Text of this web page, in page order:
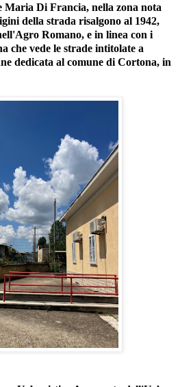
Maria Di Francia, nella zona nota
della strada risalgono al 1942,
Romano, e in linea con i
che vede le strade intitolate a
dedicata al comune di Cortona, in